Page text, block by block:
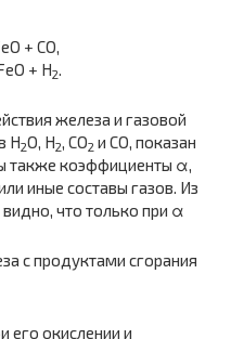
+ СО,
+ H2.
железа и газовой
H2O, H2, CO2 и CO, показан
также коэффициенты α,
иные составы газов. Из
что только при α
его окислении и